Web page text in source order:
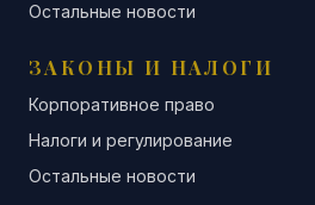
Остальные новости
ЗАКОНЫ И НАЛОГИ
Корпоративное право
Налоги и регулирование
Остальные новости